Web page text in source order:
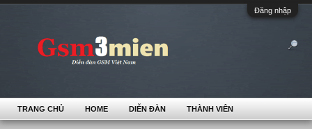
Đăng nhập
TRANG CHỦ HOME DIỄN ĐÀN THÀNH VIÊN